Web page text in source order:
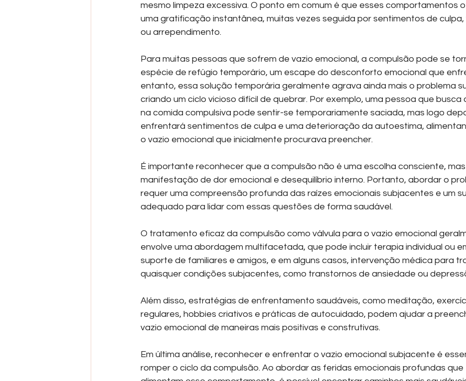
mesmo limpeza excessiva. O ponto em comum é que esses comportamentos
uma gratificação instantânea, muitas vezes seguida por sentimentos de culpa,
ou arrependimento.
Para muitas pessoas que sofrem de vazio emocional, a compulsão pode se
espécie de refúgio temporário, um escape do desconforto emocional que
entanto, essa solução temporária geralmente agrava ainda mais o problema
criando um ciclo vicioso difícil de quebrar. Por exemplo, uma pessoa que busca
na comida compulsiva pode sentir-se temporariamente saciada, mas logo
enfrentará sentimentos de culpa e uma deterioração da autoestima,
o vazio emocional que inicialmente procurava preencher.
É importante reconhecer que a compulsão não é uma escolha consciente, mas
manifestação de dor emocional e desequilíbrio interno. Portanto, abordar o
requer uma compreensão profunda das raízes emocionais subjacentes e um
adequado para lidar com essas questões de forma saudável.
O tratamento eficaz da compulsão como válvula para o vazio emocional
envolve uma abordagem multifacetada, que pode incluir terapia individual ou
suporte de familiares e amigos, e em alguns casos, intervenção médica para
quaisquer condições subjacentes, como transtornos de ansiedade ou
Além disso, estratégias de enfrentamento saudáveis, como meditação,
regulares, hobbies criativos e práticas de autocuidado, podem ajudar a
vazio emocional de maneiras mais positivas e construtivas.
Em última análise, reconhecer e enfrentar o vazio emocional subjacente é
romper o ciclo da compulsão. Ao abordar as feridas emocionais profundas que